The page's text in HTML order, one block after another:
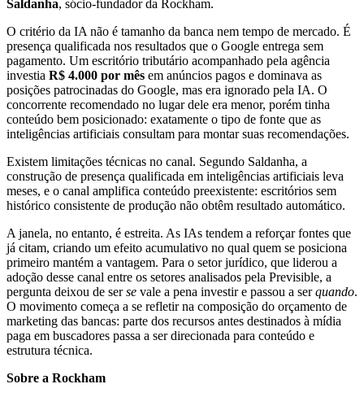
Saldanha, sócio-fundador da Rockham.
O critério da IA não é tamanho da banca nem tempo de mercado. É
presença qualificada nos resultados que o Google entrega sem
pagamento. Um escritório tributário acompanhado pela agência
investia R$ 4.000 por mês em anúncios pagos e dominava as
posições patrocinadas do Google, mas era ignorado pela IA. O
concorrente recomendado no lugar dele era menor, porém tinha
conteúdo bem posicionado: exatamente o tipo de fonte que as
inteligências artificiais consultam para montar suas recomendações.
Existem limitações técnicas no canal. Segundo Saldanha, a
construção de presença qualificada em inteligências artificiais leva
meses, e o canal amplifica conteúdo preexistente: escritórios sem
histórico consistente de produção não obtêm resultado automático.
A janela, no entanto, é estreita. As IAs tendem a reforçar fontes que
já citam, criando um efeito acumulativo no qual quem se posiciona
primeiro mantém a vantagem. Para o setor jurídico, que liderou a
adoção desse canal entre os setores analisados pela Previsible, a
pergunta deixou de serse vale a pena investir e passou a serquando.
O movimento começa a se refletir na composição do orçamento de
marketing das bancas: parte dos recursos antes destinados à mídia
paga em buscadores passa a ser direcionada para conteúdo e
estrutura técnica.
Sobre a Rockham